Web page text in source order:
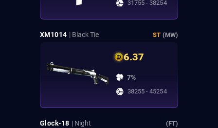
31755 - 38254
XM1014 | Black Tie ST (MW)
6.37
7%
38255 - 45254
Glock-18 | Night (FT)